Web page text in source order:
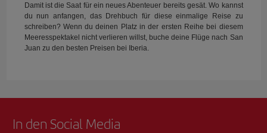
Damit ist die Saat für ein neues Abenteuer bereits gesät. Wo kannst
du nun anfangen, das Drehbuch für diese einmalige Reise zu
schreiben? Wenn du deinen Platz in der ersten Reihe bei diesem
Meeresspektakel nicht verlieren willst, buche deine Flüge nach San
Juan zu den besten Preisen bei Iberia.
In den Social Media